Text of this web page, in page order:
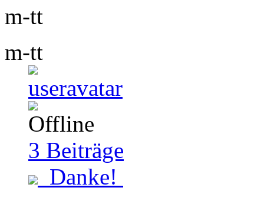
m-tt
m-tt
3 Beiträge
Danke!